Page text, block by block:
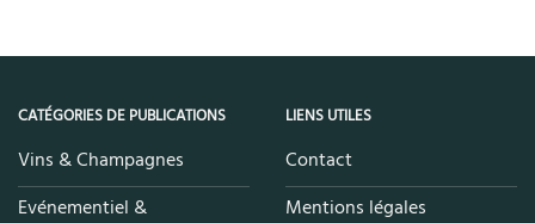
CATÉGORIES DE PUBLICATIONS
Vins & Champagnes
Evénementiel &
LIENS UTILES
Contact
Mentions légales